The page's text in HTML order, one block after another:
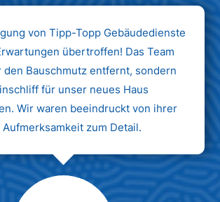
Unternehmen AG
von Tipp-Topp Gebäudedienste
übertroffen! Das Team
den Bauschmutz entfernt, sondern
für unser neues Haus
Wir waren beeindruckt von ihrer
zum Detail.